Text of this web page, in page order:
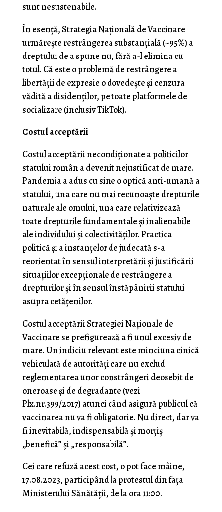
sunt nesustenabile.
În esenţă, Strategia Naţională de Vaccinare
urmăreşte restrângerea substanţială (~95%) a
dreptului de a spune nu, fără a-l elimina cu
totul. Că este o problemă de restrângere a
libertăţii de expresie o dovedeşte şi cenzura
vădită a disidenţilor, pe toate platformele de
socializare (inclusiv TikTok).
Costul acceptării
Costul acceptării necondiţionate a politicilor
statului român a devenit nejustificat de mare.
Pandemia a adus cu sine o optică anti-umană a
statului, una care nu mai recunoaşte drepturile
naturale ale omului, una care relativizează
toate drepturile fundamentale şi inalienabile
ale individului şi colectivităţilor. Practica
politică şi a instanţelor de judecată s-a
reorientat în sensul interpretării şi justificării
situaţiilor excepţionale de restrângere a
drepturilor şi în sensul înstăpânirii statului
asupra cetăţenilor.
Costul acceptării Strategiei Naţionale de
Vaccinare se prefigurează a fi unul excesiv de
mare. Un indiciu relevant este minciuna cinică
vehiculată de autorităţi care nu exclud
reglementarea unor constrângeri deosebit de
oneroase şi de degradante (vezi
Plx.nr.399/2017) atunci când asigură publicul că
vaccinarea nu va fi obligatorie. Nu direct, dar va
fi inevitabilă, indispensabilă şi morţiş
„benefică” şi „responsabilă”.
Cei care refuză acest cost, o pot face mâine,
17.08.2023, participând la protestul din faţa
Ministerului Sănătăţii, de la ora 11:00.